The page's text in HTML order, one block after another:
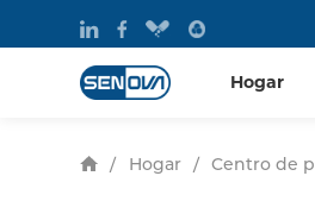
Hogar
/ Hogar / Centro de